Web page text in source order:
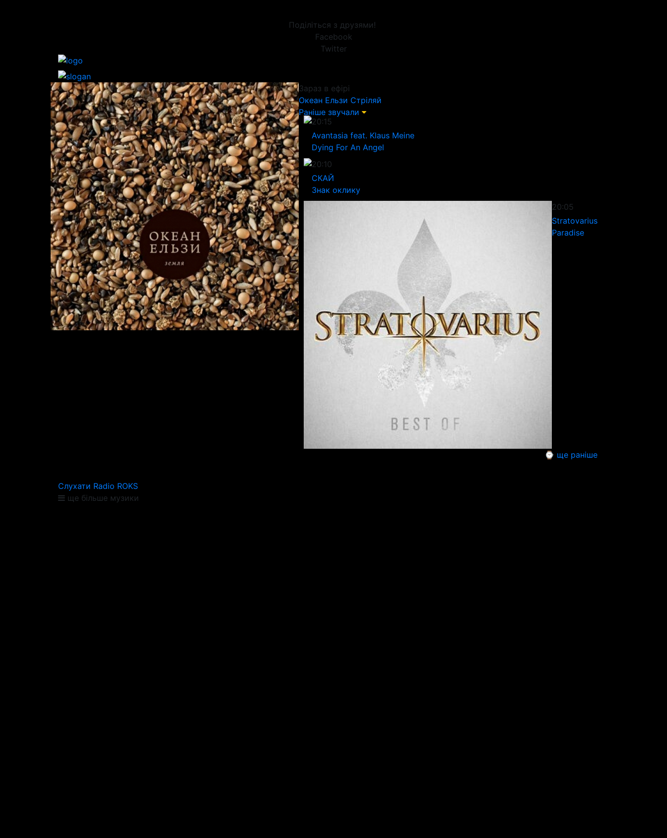
Поділіться з друзями!
Facebook
Twitter
Зараз в ефірі
Океан Ельзи Стріляй
Раніше звучали
20:15
Avantasia feat. Klaus Meine
Dying For An Angel
20:10
СКАЙ
Знак оклику
20:05
Stratovarius
Paradise
⌚ ще раніше
Слухати Radio ROKS
ще більше музики